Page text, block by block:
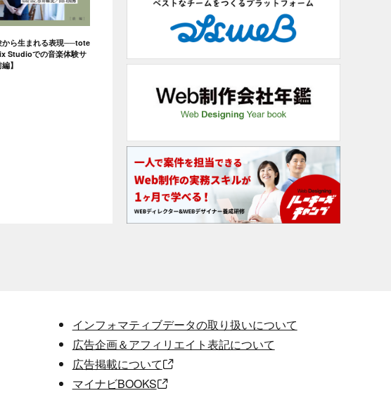
から生まれる表現──tote
Studioでの音楽体験サ
】
インフォマティブデータの取り扱いについて
広告企画＆アフィリエイト表記について
広告掲載について
マイナビBOOKS